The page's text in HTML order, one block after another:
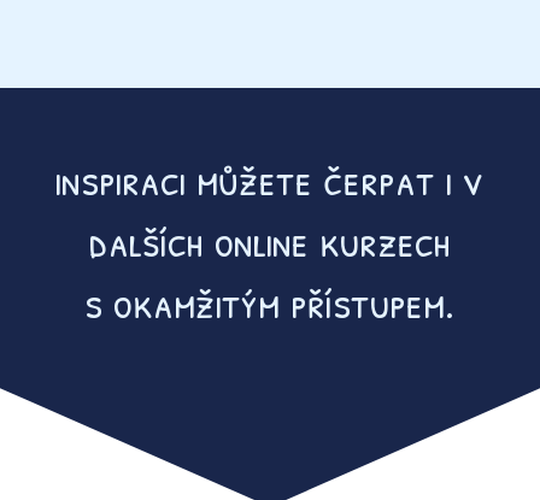
inspiraci můžete čerpat i v
dalších online kurzech
s okamžitým přístupem.